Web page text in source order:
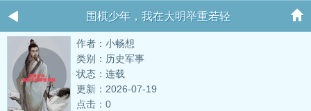
围棋少年，我在大明举重若轻
作者：小畅想
类别：历史军事
状态：连载
更新：2026-07-19
点击：0